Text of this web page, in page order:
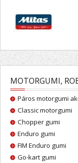
MOTORGUMI,
Páros motorgumi
Classic motorgumi
Chopper gumi
Enduro gumi
FIM Enduro gumi
Go-kart gumi